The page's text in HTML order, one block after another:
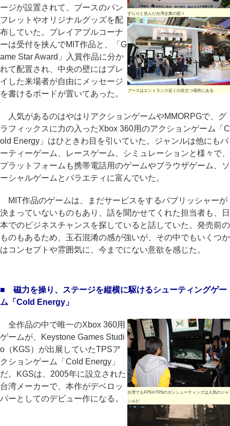
ずらりと並んだ台湾企業の面々
ブースはエントランス近くの目立つ場所にある
ージが設置されて、ブースのパン
フレットやオリジナルグッズを配
布していた。プレイアブルコーナ
ーは受付を挟んでMIT作品と、「G
ame Star Award」入賞作品に分か
れて配置され、中央の壁にはプレ
イした来場者が自由にメッセージ
を書けるボードが置いてあった。
人気があるのはやはりアクションゲームやMMORPGで、グ
ラフィックスに力の入ったXbox 360用のアクションゲーム「C
old Energy」はひときわ目を引いていた。ジャンルは他にもパ
ーティーゲーム、レースゲーム、シミュレーションと様々で、
プラットフォームも携帯電話用のゲームやブラウザゲーム、ソ
ーシャルゲームとバラエティに富んでいた。
MIT作品のゲームは、まだサービスをするパブリッシャーが
決まっていないものもあり、話を聞かせてくれた担当者も、日
本でのビジネスチャンスを探していると話していた。発売前の
ものもあるため、玉石混淆の感が強いが、その中でもいくつか
はコンセプトや雰囲気に、今までにない意欲を感じた。
■ 磁力を操り、ステージを縦横に駆けるシューティングゲー
ム「Cold Energy」
台湾でもFPSやTPSのガンシューティングは人気のジャ
ンルだ
全作品の中で唯一のXbox 360用
ゲームが、Keystone Games Studi
o（KGS）が出展していたTPSア
クションゲーム「Cold Energy」
だ。KGSは、2005年に設立された
台湾メーカーで、本作がデベロッ
パーとしてのデビュー作になる。